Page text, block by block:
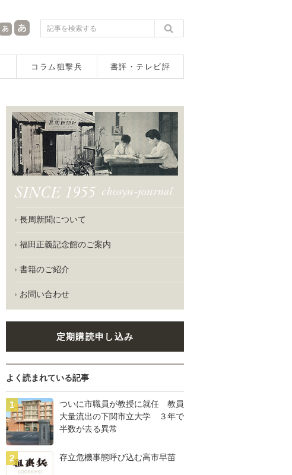
コラム狙撃兵 書評・テレビ評
長周新聞について
福田正義記念館のご案内
書籍のご紹介
お問い合わせ
定期購読申し込み
よく読まれている記事
ついに市職員が教授に就任 教員
大量流出の下関市立大学 ３年で
半数が去る異常
存立危機事態呼び込む高市早苗